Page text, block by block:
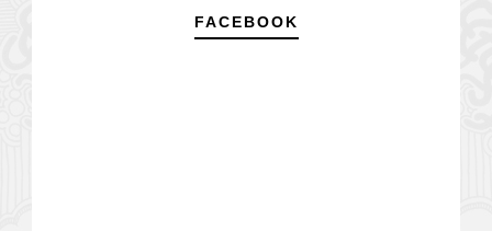
FACEBOOK